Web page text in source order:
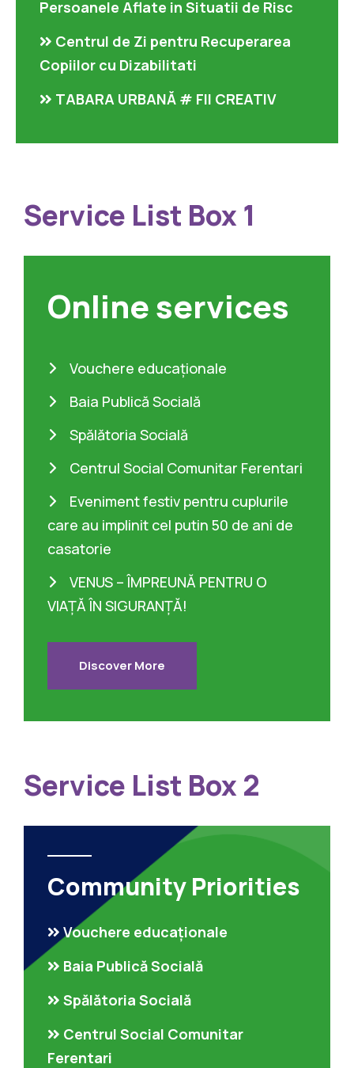
Persoanele Aflate in Situatii de Risc
Centrul de Zi pentru Recuperarea
Copiilor cu Dizabilitati
TABARA URBANĂ # FII CREATIV
Service List Box 1
Online services
Vouchere educaționale
Baia Publică Socială
Spălătoria Socială
Centrul Social Comunitar Ferentari
Eveniment festiv pentru cuplurile
care au implinit cel putin 50 de ani de
casatorie
VENUS – ÎMPREUNĂ PENTRU O
VIAȚĂ ÎN SIGURANȚĂ!
Discover More
Service List Box 2
Community Priorities
Vouchere educaționale
Baia Publică Socială
Spălătoria Socială
Centrul Social Comunitar
Ferentari